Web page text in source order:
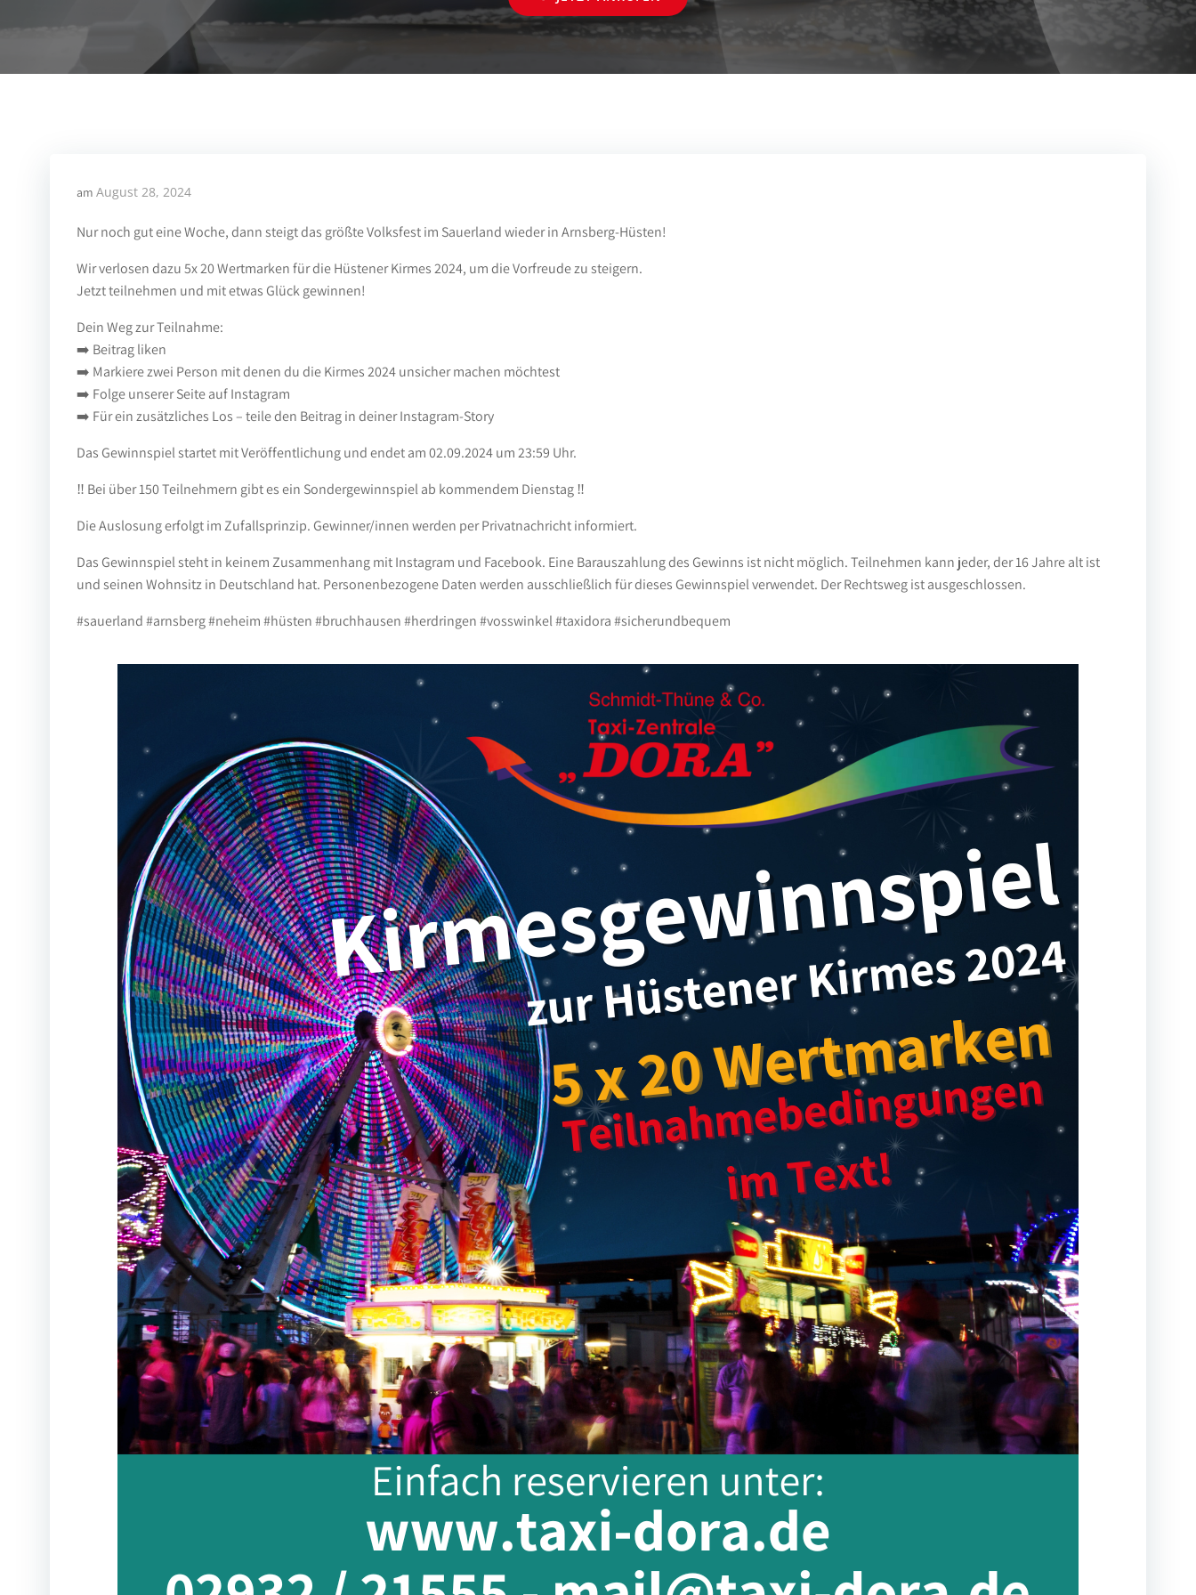
am August 28, 2024
Nur noch gut eine Woche, dann steigt das größte Volksfest im Sauerland wieder in Arnsberg-Hüsten!
Wir verlosen dazu 5x 20 Wertmarken für die Hüstener Kirmes 2024, um die Vorfreude zu steigern.
Jetzt teilnehmen und mit etwas Glück gewinnen!
Dein Weg zur Teilnahme:
➡️ Beitrag liken
➡️ Markiere zwei Person mit denen du die Kirmes 2024 unsicher machen möchtest
➡️ Folge unserer Seite auf Instagram
➡️ Für ein zusätzliches Los – teile den Beitrag in deiner Instagram-Story
Das Gewinnspiel startet mit Veröffentlichung und endet am 02.09.2024 um 23:59 Uhr.
‼️ Bei über 150 Teilnehmern gibt es ein Sondergewinnspiel ab kommendem Dienstag ‼️
Die Auslosung erfolgt im Zufallsprinzip. Gewinner/innen werden per Privatnachricht informiert.
Das Gewinnspiel steht in keinem Zusammenhang mit Instagram und Facebook. Eine Barauszahlung des Gewinns ist nicht möglich. Teilnehmen kann jeder, der 16 Jahre alt ist
und seinen Wohnsitz in Deutschland hat. Personenbezogene Daten werden ausschließlich für dieses Gewinnspiel verwendet. Der Rechtsweg ist ausgeschlossen.
#sauerland #arnsberg #neheim #hüsten #bruchhausen #herdringen #vosswinkel #taxidora #sicherundbequem